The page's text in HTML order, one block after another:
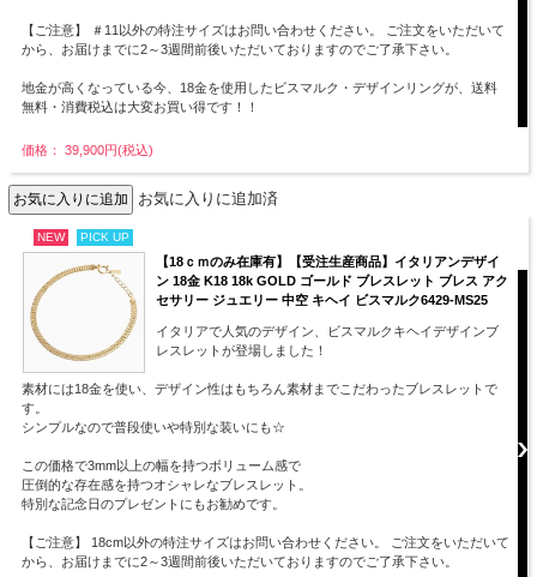
【ご注意】 ＃11以外の特注サイズはお問い合わせください。 ご注文をいただいて
から、お届けまでに2～3週間前後いただいておりますのでご了承下さい。
地金が高くなっている今、18金を使用したビスマルク・デザインリングが、送料
無料・消費税込は大変お買い得です！！
価格： 39,900円(税込)
お気に入りに追加済
NEW PICK UP
【18ｃｍのみ在庫有】【受注生産商品】イタリアンデザイ
ン 18金 K18 18k GOLD ゴールド ブレスレット ブレス アク
セサリー ジュエリー 中空 キヘイ ビスマルク6429-MS25
イタリアで人気のデザイン、ビスマルクキヘイデザインブ
レスレットが登場しました！
素材には18金を使い、デザイン性はもちろん素材までこだわったブレスレットで
す。
シンプルなので普段使いや特別な装いにも☆
この価格で3mm以上の幅を持つボリューム感で
圧倒的な存在感を持つオシャレなブレスレット。
特別な記念日のプレゼントにもお勧めです。
【ご注意】 18cm以外の特注サイズはお問い合わせください。 ご注文をいただいて
から、お届けまでに2～3週間前後いただいておりますのでご了承下さい。